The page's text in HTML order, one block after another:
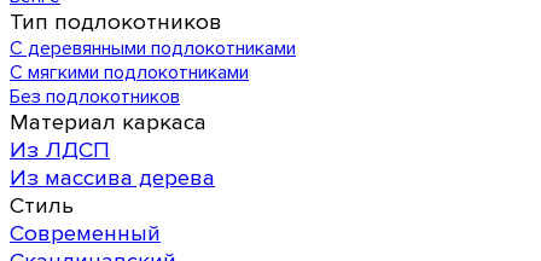
Тип подлокотников
С деревянными подлокотниками
С мягкими подлокотниками
Без подлокотников
Материал каркаса
Из ЛДСП
Из массива дерева
Стиль
Современный